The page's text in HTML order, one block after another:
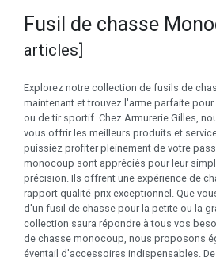
Fusil de chasse
articles]
Explorez notre collection de fusils de
maintenant et trouvez l'arme parfaite
ou de tir sportif. Chez Armurerie Gilles,
vous offrir les meilleurs produits et
puissiez profiter pleinement de votre
monocoup sont appréciés pour leur
précision. Ils offrent une expérience de
rapport qualité-prix exceptionnel. Que
d'un fusil de chasse pour la petite ou la
collection saura répondre à tous vos
de chasse monocoup, nous proposons
éventail d'accessoires indispensables.